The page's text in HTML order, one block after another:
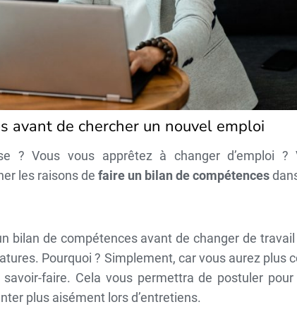
avant de chercher un nouvel emploi
? Vous vous apprêtez à changer d’emploi ?
les raisons de faire un bilan de compétences
bilan de compétences avant de changer de
Pourquoi ? Simplement, car vous aurez plus
faire. Cela vous permettra de postuler
plus aisément lors d’entretiens.